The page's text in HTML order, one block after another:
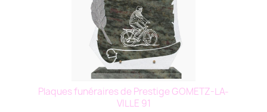
Plaques funéraires de Prestige GOMETZ-LA-
VILLE 91